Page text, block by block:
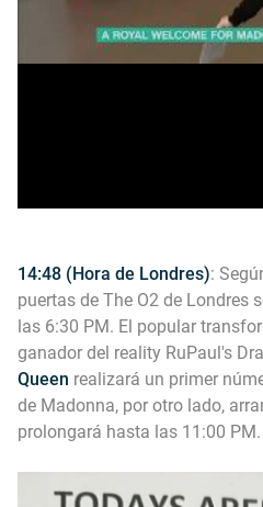
14:48 (Hora de Londres):
puertas de The O2 de Londres
las 6:30 PM. El popular
ganador del reality RuPaul's
Queen realizará un primer
de Madonna, por otro lado,
prolongará hasta las 11:00 PM.